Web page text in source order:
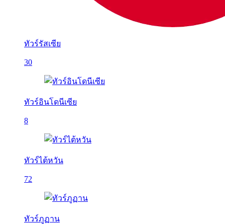
ทัวร์รัสเซีย
30
ทัวร์อินโดนีเซีย
8
ทัวร์ไต้หวัน
72
ทัวร์ภูฏาน